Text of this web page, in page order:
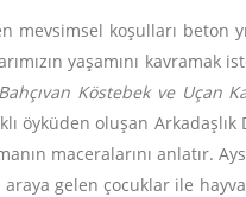
mevsimsel koşulları beton
yaşamını kavramak
Bahçıvan Köstebek ve Uçan
öyküden oluşan
maceralarını anlatır.
araya gelen çocuklar ile